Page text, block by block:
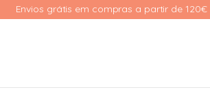
Envios grátis em compras a partir de 120€